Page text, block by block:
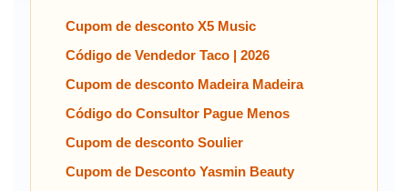
Cupom de desconto X5 Music
Código de Vendedor Taco | 2026
Cupom de desconto Madeira Madeira
Código do Consultor Pague Menos
Cupom de desconto Soulier
Cupom de Desconto Yasmin Beauty